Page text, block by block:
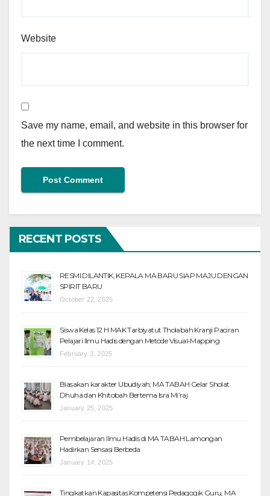
Website
Save my name, email, and website in this browser for
the next time I comment.
RECENT POSTS
RESMI DILANTIK, KEPALA MA BARU SIAP MAJU DENGAN
SPIRIT BARU
October 22, 2025
Siswa Kelas 12 H MAK Tarbiyatut Tholabah Kranji Paciran
Pelajari Ilmu Hadis dengan Metode Visual-Mapping
February 3, 2025
Biasakan karakter Ubudiyah; MA TABAH Gelar Sholat
Dhuha dan Khitobah Bertema Isra Mi’raj
January 25, 2025
Pembelajaran Ilmu Hadis di MA TABAH Lamongan
Hadirkan Sensasi Berbeda
January 14, 2025
Tingkatkan Kapasitas Kompetensi Pedagogik Guru, MA